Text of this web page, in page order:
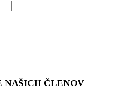
NAŠICH ČLENOV